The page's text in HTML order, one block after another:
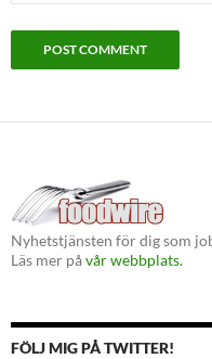
Nyhetstjänsten för dig som
Läs mer påvår webbplats.
FÖLJ MIG PÅ TWITTER!